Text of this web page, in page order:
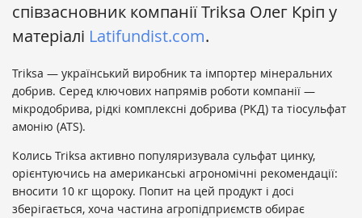
співзасновник компанії Triksa Олег Кріп у
матеріалі Latifundist.com.
Triksa — український виробник та імпортер мінеральних
добрив. Серед ключових напрямів роботи компанії —
мікродобрива, рідкі комплексні добрива (РКД) та тіосульфат
амонію (ATS).
Колись Triksa активно популяризувала сульфат цинку,
орієнтуючись на американські агрономічні рекомендації:
вносити 10 кг щороку. Попит на цей продукт і досі
зберігається, хоча частина агропідприємств обирає